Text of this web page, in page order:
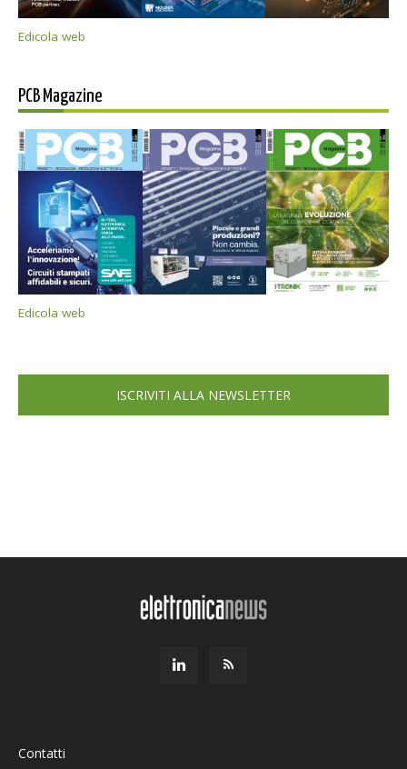
Edicola web
PCB Magazine
Edicola web
ISCRIVITI ALLA NEWSLETTER
Contatti